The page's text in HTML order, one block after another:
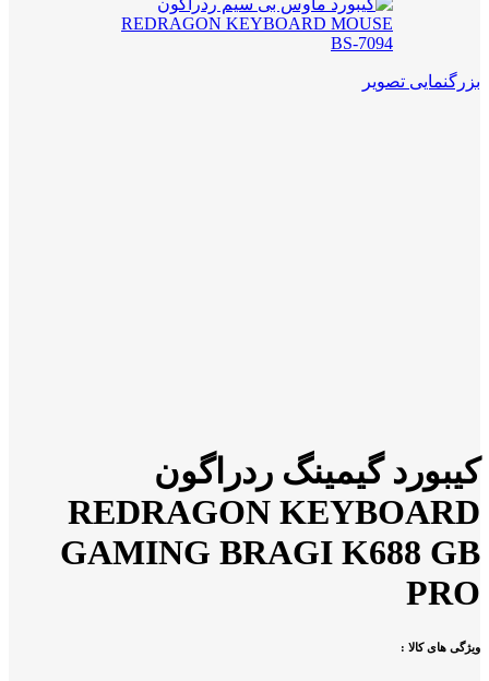
بزرگنمایی تصویر
کیبورد گیمینگ ردراگون
REDRAGON KEYBOARD
GAMING BRAGI K688 GB
PRO
ویژگی های کالا :